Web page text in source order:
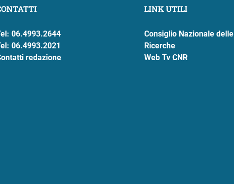
06.4993.2644
06.4993.2021
redazione
LINK UTILI
Consiglio Nazionale delle
Ricerche
Web Tv CNR